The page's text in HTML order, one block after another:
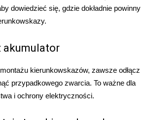
dowiedzieć się, gdzie dokładnie powinny
akumulator
kierunkowskazów, zawsze odłącz
przypadkowego zwarcia. To ważne dla
i ochrony elektryczności.